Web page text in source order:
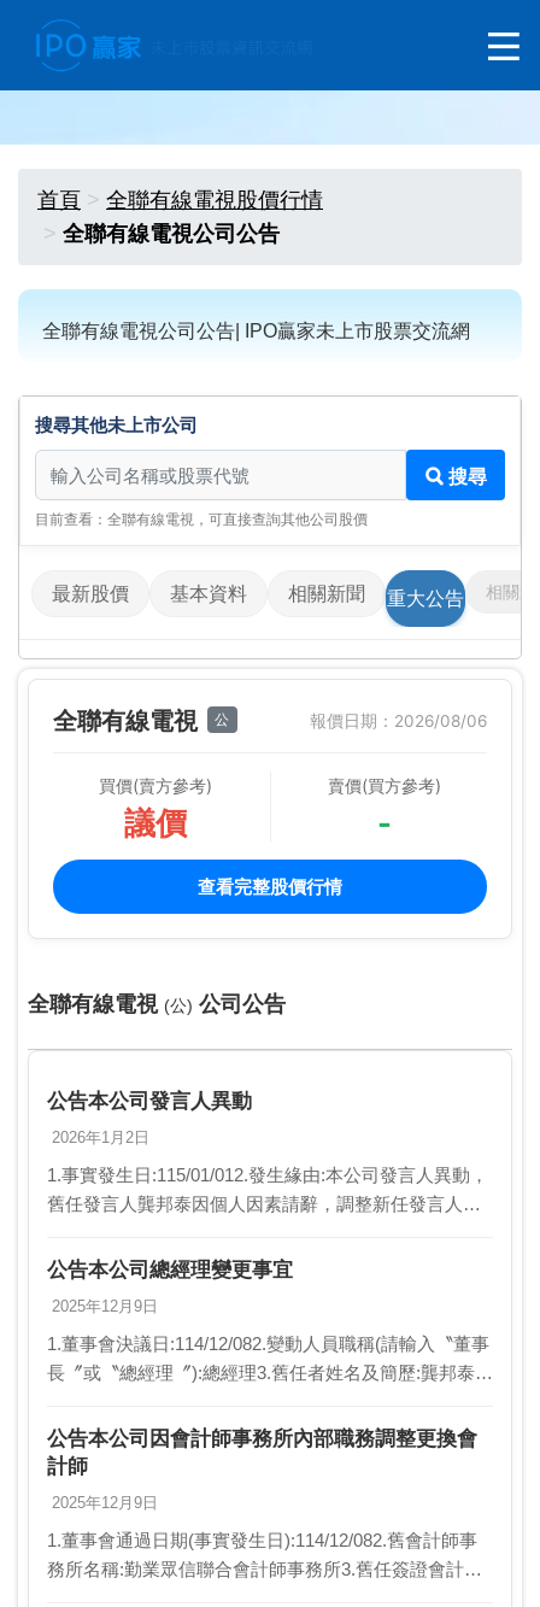
首頁
全聯有線電視股價行情
全聯有線電視公司公告
全聯有線電視公司公告| IPO贏家未上市股票交流網
搜尋其他未上市公司
搜尋其他未上市公司
搜尋
目前查看：全聯有線電視，可直接查詢其他公司股價
最新股價 基本資料 相關新聞 重大公告 相關影
全聯有線電視 公 報價日期：2026/08/06
買價(賣方參考)
議價
賣價(買方參考)
-
查看完整股價行情
全聯有線電視 (公) 公司公告
公告本公司發言人異動
2026年1月2日
1.事實發生日:115/01/012.發生緣由:本公司發言人異動，
舊任發言人龔邦泰因個人因素請辭，調整新任發言人廖
項:無。
公告本公司總經理變更事宜
2025年12月9日
1.董事會決議日:114/12/082.變動人員職稱(請輸入〝董事
長〞或〝總經理〞):總經理3.舊任者姓名及簡歷:龔邦泰總
總經理因個人因素請辭…
公告本公司因會計師事務所內部職務調整更換會
計師
2025年12月9日
1.董事會通過日期(事實發生日):114/12/082.舊會計師事
務所名稱:勤業眾信聯合會計師事務所3.舊任簽證會計師